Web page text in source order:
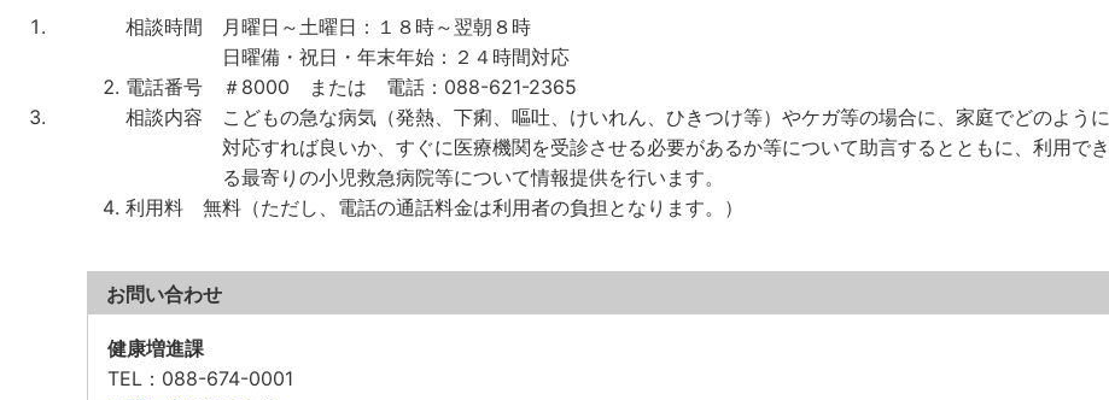
相談時間 月曜日～土曜日：１８時～翌朝８時
日曜備・祝日・年末年始：２４時間対応
電話番号 ＃8000 または 電話：088-621-2365
相談内容 こどもの急な病気（発熱、下痢、嘔吐、けいれん、ひきつけ等）やケガ等の場合に、家庭でどのように
対応すれば良いか、すぐに医療機関を受診させる必要があるか等について助言するとともに、利用でき
る最寄りの小児救急病院等について情報提供を行います。
利用料 無料（ただし、電話の通話料金は利用者の負担となります。）
お問い合わせ
健康増進課
TEL ：088-674-0001